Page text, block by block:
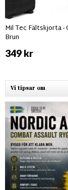
Mil Tec Fältskjorta -
Brun
349 kr
Vi tipsar om